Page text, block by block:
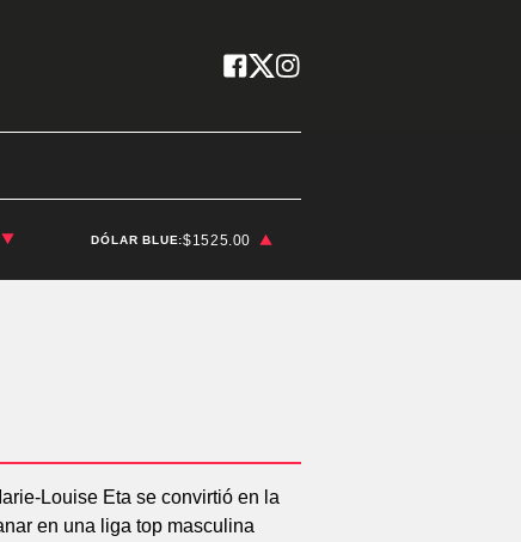
DÓLAR BLUE:$1525.00